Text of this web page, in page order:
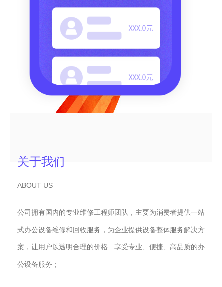
关于我们
ABOUT US
公司拥有国内的专业维修工程师团队，主要为消费者提供一站
式办公设备维修和回收服务，为企业提供设备整体服务解决方
案，让用户以透明合理的价格，享受专业、便捷、高品质的办
公设备服务；